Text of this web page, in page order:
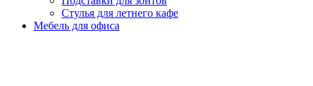
Стулья для летнего кафе
Мебель для офиса